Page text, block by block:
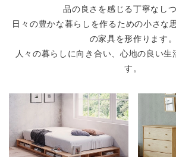
品の良さを感じる丁寧なしつ
日々の豊かな暮らしを作るための小さな
の家具を形作ります。
人々の暮らしに向き合い、心地の良い生
す。